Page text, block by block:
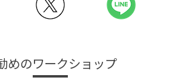
めのワークショップ